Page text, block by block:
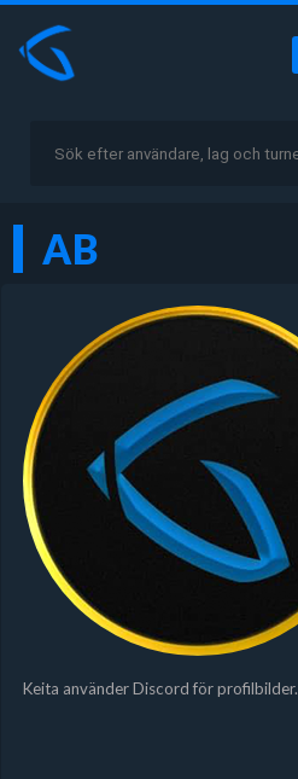
AB
Keita använder Discord för profilbilder.